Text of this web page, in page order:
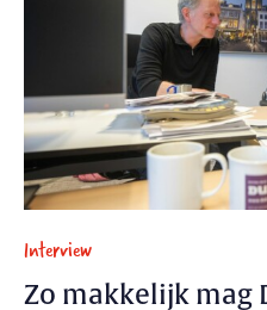
Interview
Zo makkelijk mag